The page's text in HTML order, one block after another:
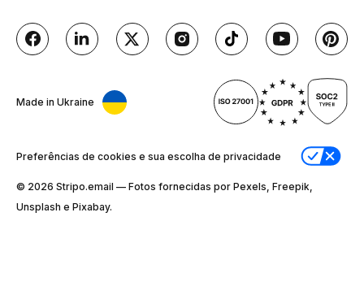
Made in Ukraine
Preferências de cookies e sua escolha de privacidade
© 2026 Stripо.email — Fotos fornecidas por Pexels, Freepik,
Unsplash e Pixabay.